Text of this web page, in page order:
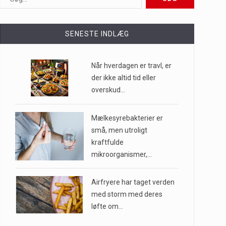
af mennesker…
til…
SENESTE INDLÆG
Når hverdagen er travl, er
der ikke altid tid eller
overskud…
Mælkesyrebakterier er
små, men utroligt
kraftfulde
mikroorganismer,…
Airfryere har taget verden
med storm med deres
løfte om…